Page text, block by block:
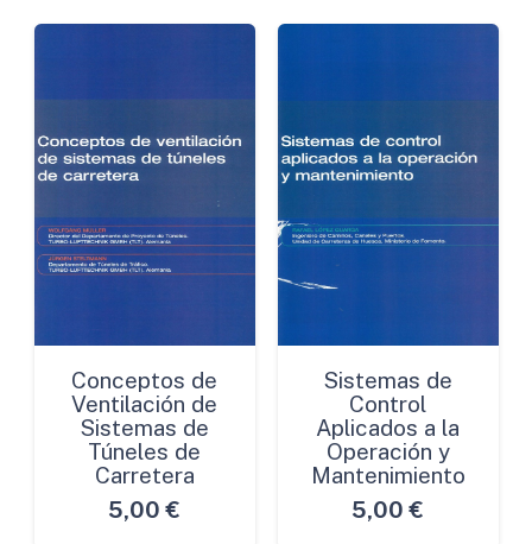
Conceptos de
Ventilación de
Sistemas de
Túneles de
Carretera
5,00 €
Sistemas de
Control
Aplicados a la
Operación y
Mantenimiento
5,00 €